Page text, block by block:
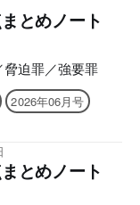
とめノート
迫罪／強要罪
2026年06月号
とめノート